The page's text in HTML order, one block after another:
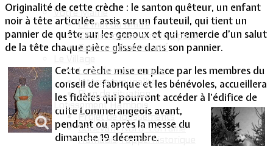
Votre Mairie
Le mot du Maire
CR des conseils municipaux
Service administratif
La salle communale
Intercommunalité
Plan de situation
Lotissement Hambois
Projet de lotissements
Sodevam Nord-Lorraine
Hambois, rappel historique
Originalité de cette crèche : le santon quêteur, un enfant
noir à tête articulée, assis sur un fauteuil, qui tient un
pannier de quête sur les genoux et qui remercie d’un salut
de la tête chaque pièce glissée dans son pannier.
Cette crèche mise en place par les membres du
conseil de fabrique et les bénévoles, accueillera
les fidèles qui pourront accéder à l’édifice de
culte Lommerangeois avant,
pendant ou après la messe du
dimanche 19 décembre.